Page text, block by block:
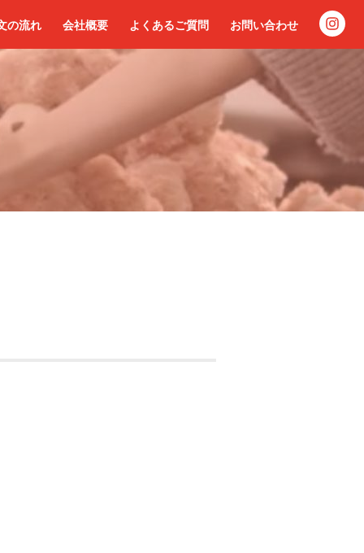
の流れ 会社概要 よくあるご質問 お問い合わせ